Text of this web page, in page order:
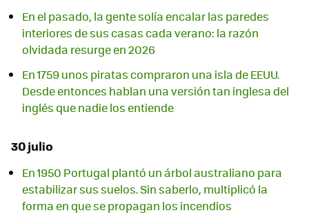
En el pasado, la gente solía encalar las paredes
interiores de sus casas cada verano: la razón
olvidada resurge en 2026
En 1759 unos piratas compraron una isla de EEUU.
Desde entonces hablan una versión tan inglesa del
inglés que nadie los entiende
30 julio
En 1950 Portugal plantó un árbol australiano para
estabilizar sus suelos. Sin saberlo, multiplicó la
forma en que se propagan los incendios